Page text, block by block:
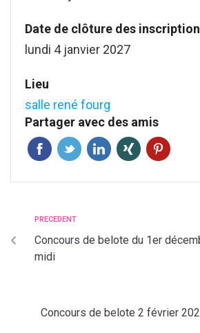
Date de clôture des
lundi 4 janvier 2027
Lieu
salle rené fourg
Partager avec des amis
PRECEDENT
Concours de belote du 1er
midi
Concours de belote 2 février